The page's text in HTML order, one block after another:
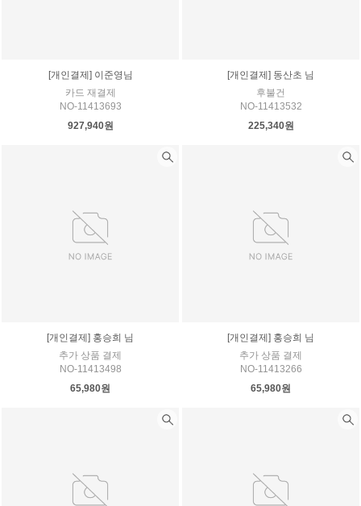
[개인결제] 이준영님
카드 재결제
NO-11413693
927,940원
[개인결제] 동산초 님
후불건
NO-11413532
225,340원
[개인결제] 홍승희 님
추가 상품 결제
NO-11413498
65,980원
[개인결제] 홍승희 님
추가 상품 결제
NO-11413266
65,980원